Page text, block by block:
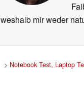
weshalb mir weder
> Notebook Test, Laptop